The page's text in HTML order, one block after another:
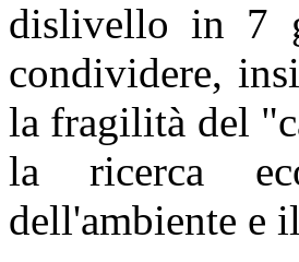
dislivello in 7
condividere,
la fragilità del
la ricerca
dell'ambiente e